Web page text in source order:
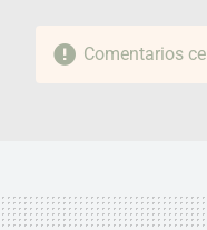
Comentarios